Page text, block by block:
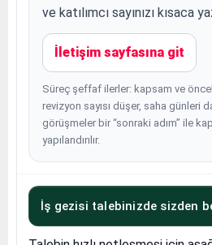
ve katılımcı sayınızı kısaca
İletişim sayfasına git
Süreç şeffaf ilerler: kapsam ve
revizyon sayısı düşer, saha günleri
görüşmeler bir “sonraki adım” ile
yapılandırılır.
İş gezisi talebinizde sizden